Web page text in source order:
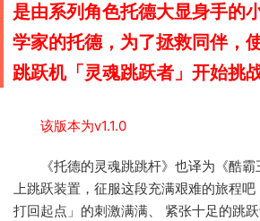
是由系列角色托德大显身手的
学家的托德，为了拯救同伴，
跳跃机「灵魂跳跃者」开始挑
该版本为v1.1.0
《托德的灵魂跳跳杆》也译为《酷
上跳跃装置，征服这段充满艰难的旅程
打回起点」的刺激满满、 紧张十足的跳跃